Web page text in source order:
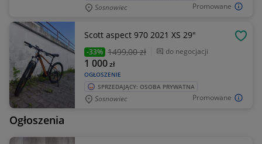
Promowane
Sosnowiec
Promowane
Scott aspect 970 2021 XS 29"
-33% 1499,00 zł do negocjacji
OGŁOSZENIE
1 000zł
SPRZEDAJĄCY: OSOBA PRYWATNA
Sosnowiec
Ogłoszenia